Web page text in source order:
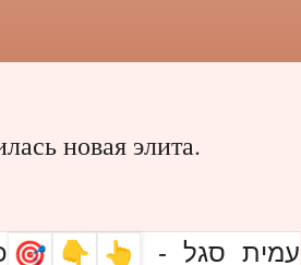
новая элита.
עמית סגל -